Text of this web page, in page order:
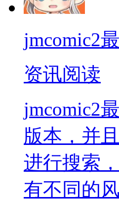
jmcomic2
资讯阅读
jmcomic2
版本，并
进行搜索
有不同的